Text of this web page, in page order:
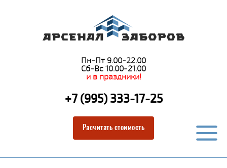
Пн-Пт 9.00-22.00
Сб-Вс 10.00-21.00
и в праздники!
+7 (995) 333-17-25
Расчитать стоимость